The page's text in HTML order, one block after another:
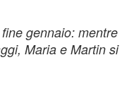
gennaio: mentre
Maria e Martin si